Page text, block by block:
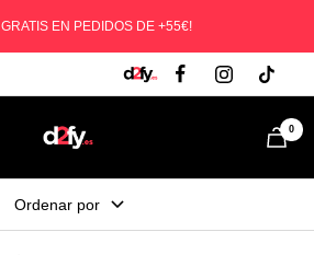
GRATIS EN PEDIDOS DE +55€!
D2fy
Direct
To
Fans
0
Ordenar por